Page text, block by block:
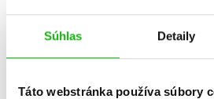
Súhlas Detaily
Táto webstránka používa súbory